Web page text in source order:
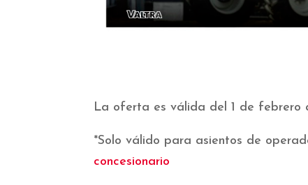
La oferta es válida del 1 de febrero
*Solo válido para asientos de
concesionario